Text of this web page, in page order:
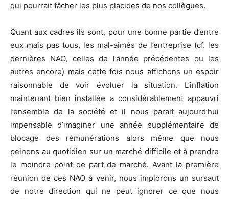
qui pourrait fâcher les plus placides de nos collègues.
Quant aux cadres ils sont, pour une bonne partie d’entre
eux mais pas tous, les mal-aimés de l’entreprise (cf. les
dernières NAO, celles de l’année précédentes ou les
autres encore) mais cette fois nous affichons un espoir
raisonnable de voir évoluer la situation. L’inflation
maintenant bien installée a considérablement appauvri
l’ensemble de la société et il nous parait aujourd’hui
impensable d’imaginer une année supplémentaire de
blocage des rémunérations alors même que nous
peinons au quotidien sur un marché difficile et à prendre
le moindre point de part de marché. Avant la première
réunion de ces NAO à venir, nous implorons un sursaut
de notre direction qui ne peut ignorer ce que nous